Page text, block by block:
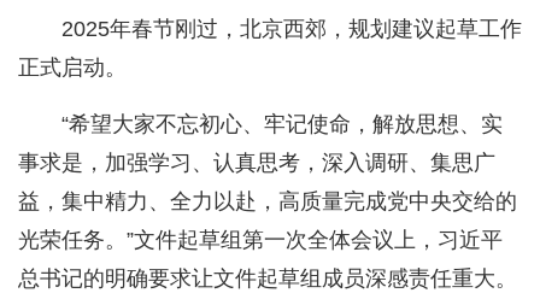
2025年春节刚过，北京西郊，规划建议起草工作
正式启动。
“希望大家不忘初心、牢记使命，解放思想、实
事求是，加强学习、认真思考，深入调研、集思广
益，集中精力、全力以赴，高质量完成党中央交给的
光荣任务。”文件起草组第一次全体会议上，习近平
总书记的明确要求让文件起草组成员深感责任重大。